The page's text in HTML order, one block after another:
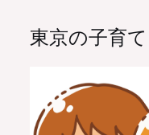
東京の子育